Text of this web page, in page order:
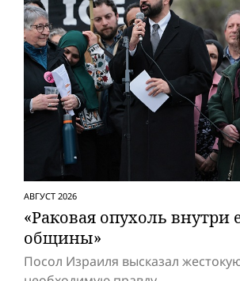
АВГУСТ 2026
«Раковая опухоль внутри
общины»
Посол Израиля высказал